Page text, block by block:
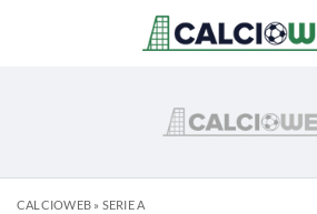
CALCIOWEB» SERIE A